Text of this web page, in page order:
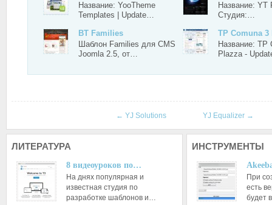
Название: YooTheme
Templates | Update…
Название: YT
Студия:…
BT Families
Шаблон Families для CMS
Joomla 2.5, от…
TP Comuna
Название: TP
Plazza -
← YJ Solutions YJ Equalizer →
ЛИТЕРАТУРА
8 видеоуроков по…
На днях популярная и
известная студия по
разработке шаблонов и…
ИНСТРУМЕНТЫ
При
есть
будет